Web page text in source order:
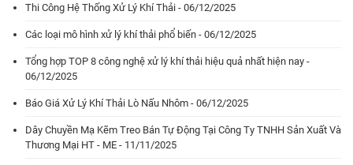
Thi Công Hệ Thống Xử Lý Khí Thải - 06/12/2025
Các loại mô hình xử lý khí thải phổ biến - 06/12/2025
Tổng hợp TOP 8 công nghệ xử lý khí thải hiệu quả nhất hiện nay -
06/12/2025
Báo Giá Xử Lý Khí Thải Lò Nấu Nhôm - 06/12/2025
Dây Chuyền Mạ Kẽm Treo Bán Tự Động Tại Công Ty TNHH Sản Xuất Và
Thương Mại HT - ME - 11/11/2025